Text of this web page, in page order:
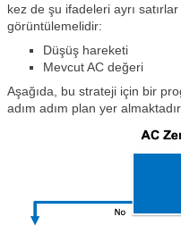
kez de şu ifadeleri ayrı
görüntülemelidir:
Düşüş hareketi
Mevcut AC değeri
Aşağıda, bu strateji için bir
adım adım plan yer